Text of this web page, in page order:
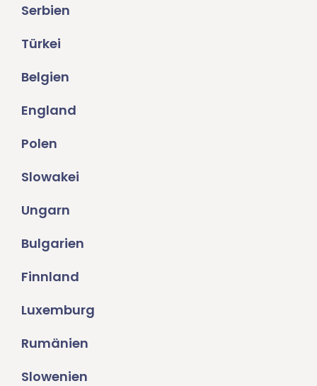
Serbien
Türkei
Belgien
England
Polen
Slowakei
Ungarn
Bulgarien
Finnland
Luxemburg
Rumänien
Slowenien